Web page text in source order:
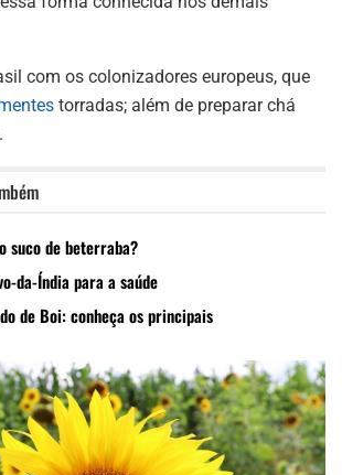
com os colonizadores europeus, que
torradas; além de preparar chá
suco de beterraba?
da-Índia para a saúde
de Boi: conheça os principais